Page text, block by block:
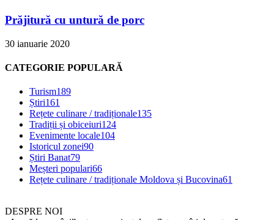
Prăjitură cu untură de porc
30 ianuarie 2020
CATEGORIE POPULARĂ
Turism189
Știri161
Rețete culinare / tradiționale135
Tradiții și obiceiuri124
Evenimente locale104
Istoricul zonei90
Știri Banat79
Meșteri populari66
Rețete culinare / tradiționale Moldova și Bucovina61
DESPRE NOI